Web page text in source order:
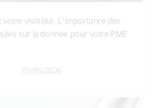
votre visibilité : L'importance des
sur la donnée pour votre PME
15/05/2026